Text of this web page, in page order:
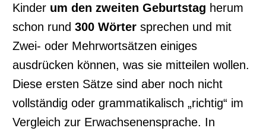
Kinder um den zweiten Geburtstag herum
schon rund 300 Wörter sprechen und mit
Zwei- oder Mehrwortsätzen einiges
ausdrücken können, was sie mitteilen wollen.
Diese ersten Sätze sind aber noch nicht
vollständig oder grammatikalisch „richtig“ im
Vergleich zur Erwachsenensprache. In